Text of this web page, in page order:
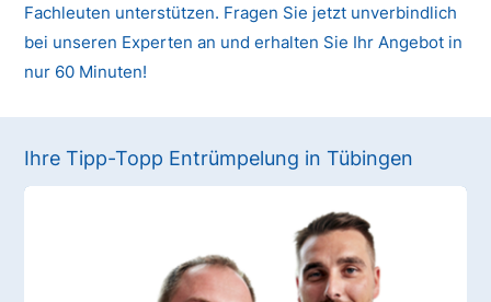
Fachleuten unterstützen. Fragen Sie jetzt unverbindlich
bei unseren Experten an und erhalten Sie Ihr Angebot in
nur 60 Minuten!
Ihre Tipp-Topp Entrümpelung in Tübingen